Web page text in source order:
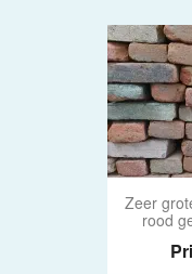
Zeer
rood